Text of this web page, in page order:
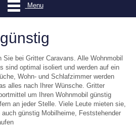
Menu
Sie bei Gritter Caravans. Alle Wohnmobil
sind optimal isoliert und werden auf ein
Wohn- und Schlafzimmer werden
alles nach Ihrer Wünsche. Gritter
um Ihren Wohnmobil günstig
an jeder Stelle. Viele Leute mieten sie,
günstig Mobilheime, Feststehender